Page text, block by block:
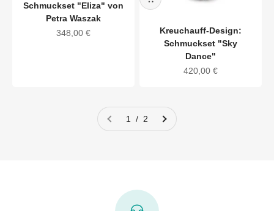
Schmuckset "Eliza" von
Petra Waszak
Angebot
348,00 €
Kreuchauff-Design:
Schmuckset "Sky
Dance"
Angebot
420,00 €
1 / 2